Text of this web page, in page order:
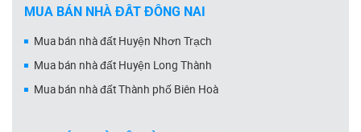
MUA BÁN NHÀ ĐẤT ĐỒNG NAI
Mua bán nhà đất Huyện Nhơn Trạch
Mua bán nhà đất Huyện Long Thành
Mua bán nhà đất Thành phố Biên Hoà